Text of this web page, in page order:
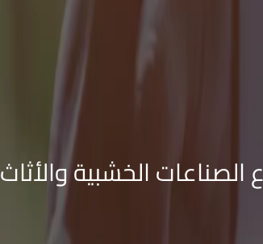
الصناعات الخشبية والأثاث